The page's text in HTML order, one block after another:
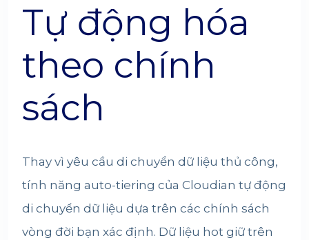
Tự động hóa
theo chính
sách
Thay vì yêu cầu di chuyển dữ liệu thủ công,
tính năng auto-tiering của Cloudian tự động
di chuyển dữ liệu dựa trên các chính sách
vòng đời bạn xác định. Dữ liệu hot giữ trên